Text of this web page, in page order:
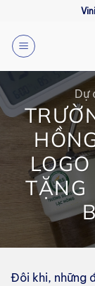
nội
dung
Dự
TẶNG
Đôi khi, những